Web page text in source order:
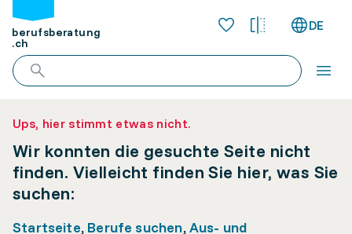
berufsberatung
.ch
DE
Ups, hier stimmt etwas nicht.
Wir konnten die gesuchte Seite nicht
finden. Vielleicht finden Sie hier, was Sie
suchen:
Startseite, Berufe suchen,Aus- und